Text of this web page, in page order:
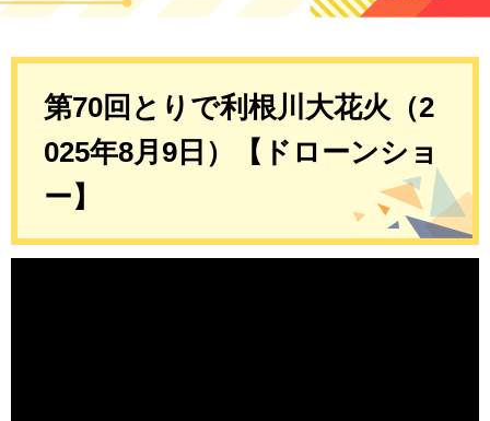
第70回とりで利根川大花火（2
025年8月9日）【ドローンショ
ー】